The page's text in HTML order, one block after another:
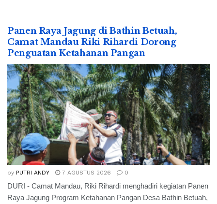
Panen Raya Jagung di Bathin Betuah,
Camat Mandau Riki Rihardi Dorong
Penguatan Ketahanan Pangan
by PUTRI ANDY 7 AGUSTUS 2026 0
DURI - Camat Mandau, Riki Rihardi menghadiri kegiatan Panen
Raya Jagung Program Ketahanan Pangan Desa Bathin Betuah,